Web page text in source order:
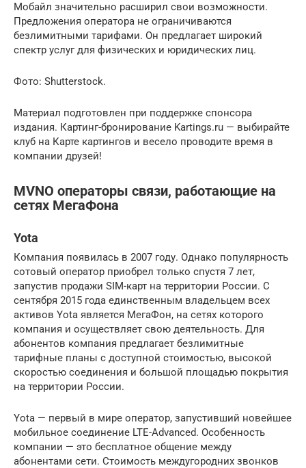
Мобайл значительно расширил свои возможности.
Предложения оператора не ограничиваются
безлимитными тарифами. Он предлагает широкий
спектр услуг для физических и юридических лиц.
Фото: Shutterstock.
Материал подготовлен при поддержке спонсора
издания. Картинг-бронирование Kartings.ru — выбирайте
клуб на Карте картингов и весело проводите время в
компании друзей!
MVNO операторы связи, работающие на
сетях МегаФона
Yota
Компания появилась в 2007 году. Однако популярность
сотовый оператор приобрел только спустя 7 лет,
запустив продажи SIM-карт на территории России. С
сентября 2015 года единственным владельцем всех
активов Yota является МегаФон, на сетях которого
компания и осуществляет свою деятельность. Для
абонентов компания предлагает безлимитные
тарифные планы с доступной стоимостью, высокой
скоростью соединения и большой площадью покрытия
на территории России.
Yota — первый в мире оператор, запустивший новейшее
мобильное соединение LTE-Advanced. Особенность
компании — это бесплатное общение между
абонентами сети. Стоимость междугородних звонков